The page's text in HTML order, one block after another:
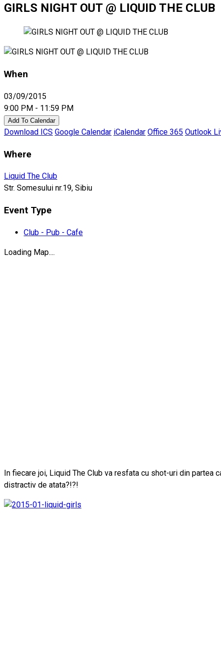
GIRLS NIGHT OUT @ LIQUID THE CLUB
When
03/09/2015
9:00 PM - 11:59 PM
Add To Calendar
Download ICS Google Calendar iCalendar Office 365 Outlook
Where
Liquid The Club
Str. Somesului nr.19, Sibiu
Event Type
Club - Pub - Cafe
Loading Map....
In fiecare joi, Liquid The Club va resfata cu shot-uri din partea
distractiv de atata?!?!